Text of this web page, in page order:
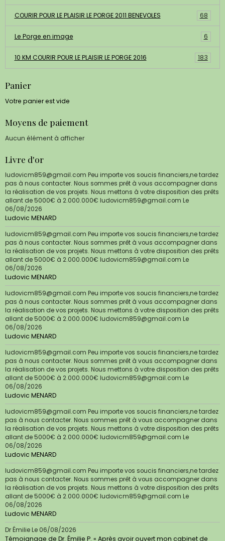
COURIR POUR LE PLAISIR LE PORGE 2011 BENEVOLES 68
Le Porge en image 6
10 KM COURIR POUR LE PLAISIR LE PORGE 2016 183
Panier
Votre panier est vide
Moyens de paiement
Aucun élément à afficher
Livre d'or
ludovicm859@gmail.com Peu importe vos soucis financiers,ne tardez
pas à nous contacter. Nous sommes prêt à vous accompagner dans
la réalisation de vos projets. Nous mettons à votre disposition des prêts
allant de 5000€ à 2.000.000€ ludovicm859@gmail.com Le
06/08/2026
Ludovic MENARD
ludovicm859@gmail.com Peu importe vos soucis financiers,ne tardez
pas à nous contacter. Nous sommes prêt à vous accompagner dans
la réalisation de vos projets. Nous mettons à votre disposition des prêts
allant de 5000€ à 2.000.000€ ludovicm859@gmail.com Le
06/08/2026
Ludovic MENARD
ludovicm859@gmail.com Peu importe vos soucis financiers,ne tardez
pas à nous contacter. Nous sommes prêt à vous accompagner dans
la réalisation de vos projets. Nous mettons à votre disposition des prêts
allant de 5000€ à 2.000.000€ ludovicm859@gmail.com Le
06/08/2026
Ludovic MENARD
ludovicm859@gmail.com Peu importe vos soucis financiers,ne tardez
pas à nous contacter. Nous sommes prêt à vous accompagner dans
la réalisation de vos projets. Nous mettons à votre disposition des prêts
allant de 5000€ à 2.000.000€ ludovicm859@gmail.com Le
06/08/2026
Ludovic MENARD
ludovicm859@gmail.com Peu importe vos soucis financiers,ne tardez
pas à nous contacter. Nous sommes prêt à vous accompagner dans
la réalisation de vos projets. Nous mettons à votre disposition des prêts
allant de 5000€ à 2.000.000€ ludovicm859@gmail.com Le
06/08/2026
Ludovic MENARD
ludovicm859@gmail.com Peu importe vos soucis financiers,ne tardez
pas à nous contacter. Nous sommes prêt à vous accompagner dans
la réalisation de vos projets. Nous mettons à votre disposition des prêts
allant de 5000€ à 2.000.000€ ludovicm859@gmail.com Le
06/08/2026
Ludovic MENARD
Dr ÉmilieLe 06/08/2026
Témoignage de Dr. Émilie P. « Après avoir ouvert mon cabinet de